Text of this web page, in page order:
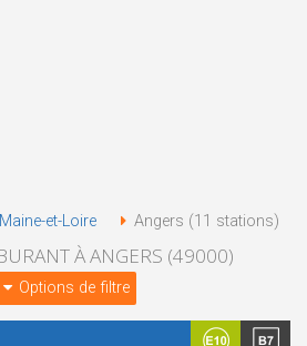
Maine-et-Loire Angers (11 stations)
À ANGERS (49000)
Options de filtre